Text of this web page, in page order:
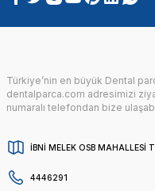
Türkiye’nin en büyük Dental
dentalparca.com adresimizi
numaralı telefondan bize
İBNİ MELEK OSB MAHALLESİ
4446291